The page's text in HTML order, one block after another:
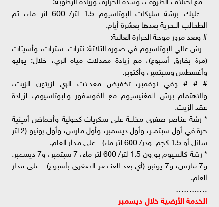
- عليكِ برشة سليكات البوتاسيوم 1.5 لتر/ 600 لتر ماء، ثم
الطحالب البحرية بعدها بعشرة أيام.
# وبعد مرور موجة الحرارة العالية:
- رش عالي البوتاسيوم في صوره الثلاثة: نترات، سترات، وأسيتات
(مرة بفارق أسبوع)، مع زيادة معدلات مياه الري، خلال: يوليو
وأغسطس وسبتمبر، وأكتوبر.
# # # وفي نوفمبر، تخفيض معدلات الري لزيتون الزيت،
والاهتمام برش المغنيسيوم مع الفوسفور والبوتاسيوم، لزيادة
عقد الزيت.
* رشة عناصر صغرى مخلبة على سكريات كحولية وأحماض أمينية
حرة في أول سبتمبر، وأول ديسمبر، وأول مارس، وأول يونيو (2 لتر
سائل أو 1.5 كجم بودر/ 600 لتر ماء) - على مدار العام.
* رشة كالسيوم بورون 1.5 لتر/ 600 لتر ماء، 7 سبتمبر، و7 ديسمبر.
و7 مارس، و7 يونيو (أي بعد العناصر الصغرى بأسبوع) - على مدار
العام.
…………
الخدمة الأرضية خلال ديسمبر